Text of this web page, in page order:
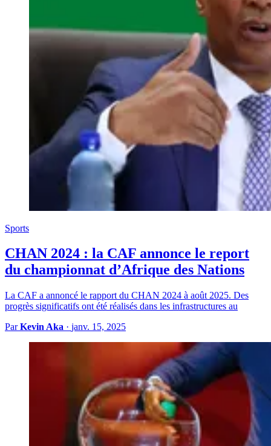
Sports
CHAN 2024 : la CAF annonce le report
du championnat d’Afrique des Nations
La CAF a annoncé le rapport du CHAN 2024 à août 2025. Des
progrès significatifs ont été réalisés dans les infrastructures au
ParKevin Aka · janv. 15, 2025